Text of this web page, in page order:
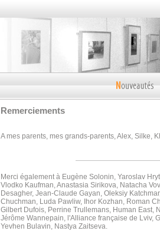
Remerciements
A mes parents, mes grands-parents, Alex, Silke,
Merci également à Eugène Solonin, Yaroslav
Vlodko Kaufman, Anastasia Sirikova, Natacha
Desagher, Jean-Claude Gayan, Oleksiy
Chuchman, Luda Pawliw, Ihor Kozhan, Roman
Gilbert Dufois, Perrine Trullemans, Human East,
Jérôme Wannepain, l'Alliance française de Lviv,
Yevhen Bulavin, Nastya Zaitseva.